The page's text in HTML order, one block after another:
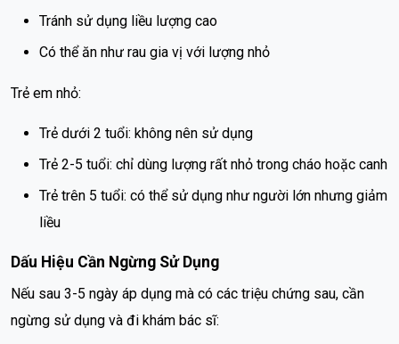
Tránh sử dụng liều lượng cao
Có thể ăn như rau gia vị với lượng nhỏ
Trẻ em nhỏ:
Trẻ dưới 2 tuổi: không nên sử dụng
Trẻ 2-5 tuổi: chỉ dùng lượng rất nhỏ trong cháo hoặc canh
Trẻ trên 5 tuổi: có thể sử dụng như người lớn nhưng giảm
liều
Dấu Hiệu Cần Ngừng Sử Dụng
Nếu sau 3-5 ngày áp dụng mà có các triệu chứng sau, cần
ngừng sử dụng và đi khám bác sĩ: